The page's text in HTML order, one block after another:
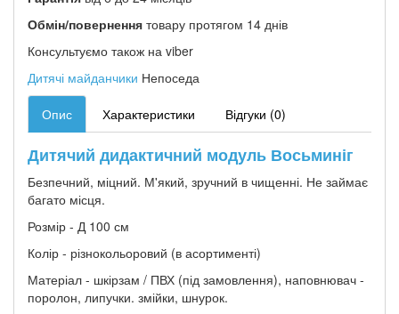
Обмін/повернення товару протягом 14 днів
Консультуємо також на viber
Дитячі майданчики Непоседа
Опис Характеристики Відгуки (0)
Дитячий дидактичний модуль Восьминіг
Безпечний, міцний. М'який, зручний в чищенні. Не займає
багато місця.
Розмір - Д 100 см
Колір - різнокольоровий (в асортименті)
Матеріал - шкірзам / ПВХ (під замовлення), наповнювач -
поролон, липучки. змійки, шнурок.